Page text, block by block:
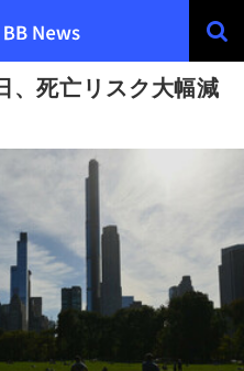
死亡リスク大幅減